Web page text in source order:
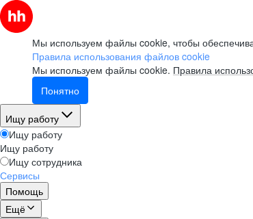
Мы используем файлы cookie, чтобы
Правила использования файлов cookie
Мы используем файлы cookie. Правила
Понятно
Ищу работу
Ищу работу
Ищу работу
Ищу сотрудника
Сервисы
Помощь
Ещё